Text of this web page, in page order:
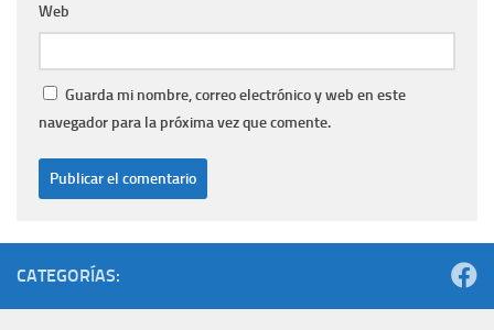
Web
Guarda mi nombre, correo electrónico y web en este
navegador para la próxima vez que comente.
CATEGORÍAS: